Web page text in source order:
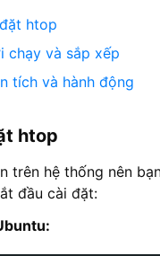
htop
chạy và sắp xếp
tích và hành động
htop
trên hệ thống nên
đầu cài đặt: